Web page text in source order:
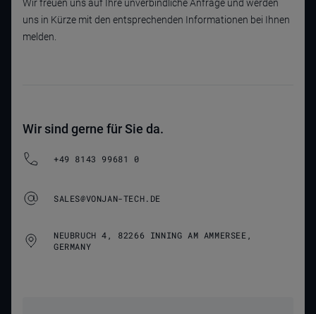
Wir freuen uns auf Ihre unverbindliche Anfrage und werden
uns in Kürze mit den entsprechenden Informationen bei Ihnen
melden.
Wir sind gerne für Sie da.
+49 8143 99681 0
SALES@VONJAN-TECH.DE
NEUBRUCH 4, 82266 INNING AM AMMERSEE,
GERMANY